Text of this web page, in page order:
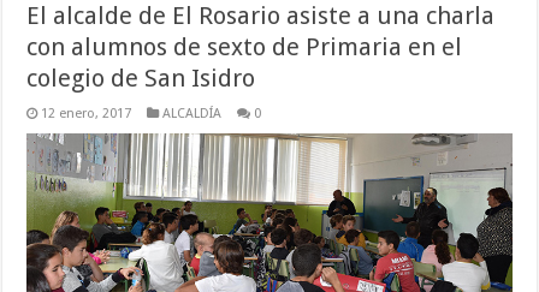
El alcalde de El Rosario asiste a una charla
con alumnos de sexto de Primaria en el
colegio de San Isidro
12 enero, 2017 ALCALDÍA 0